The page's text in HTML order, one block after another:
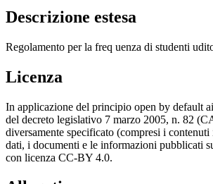
Descrizione estesa
Regolamento per la freq uenza di studenti
Licenza
In applicazione del principio open by default
del decreto legislativo 7 marzo 2005, n. 82
diversamente specificato (compresi i
dati, i documenti e le informazioni pubblicati
con licenza CC-BY 4.0.